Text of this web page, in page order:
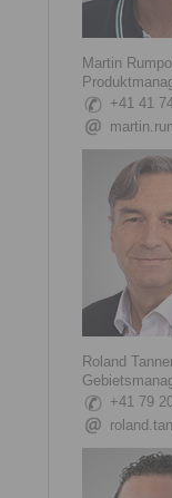
Martin
+41 41
Roland
+41 79